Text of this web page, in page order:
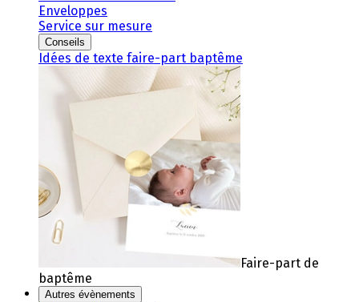
Enveloppes
Service sur mesure
Conseils
Idées de texte faire-part baptême
Faire-part de
baptême
Autres évènements